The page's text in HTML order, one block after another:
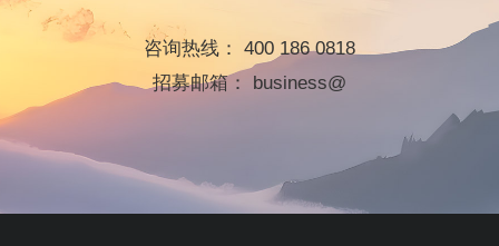
咨询热线： 400 186 0818
招募邮箱： business@